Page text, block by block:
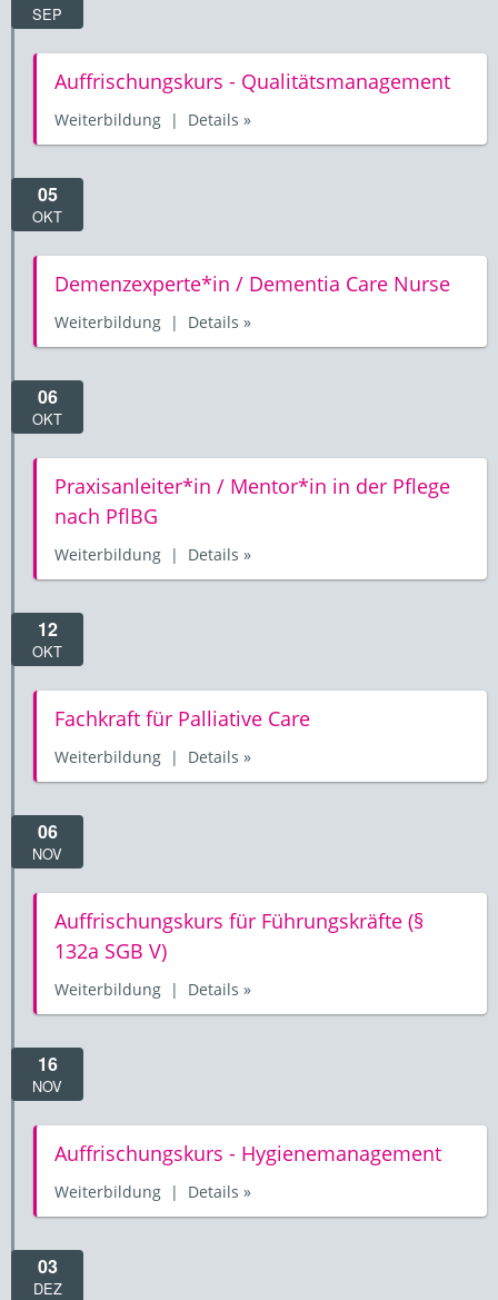
SEP
Auffrischungskurs - Qualitätsmanagement
Weiterbildung | Details »
05
OKT
Demenzexperte*in / Dementia Care Nurse
Weiterbildung | Details »
06
OKT
Praxisanleiter*in / Mentor*in in der Pflege
nach PflBG
Weiterbildung | Details »
12
OKT
Fachkraft für Palliative Care
Weiterbildung | Details »
06
NOV
Auffrischungskurs für Führungskräfte (§
132a SGB V)
Weiterbildung | Details »
16
NOV
Auffrischungskurs - Hygienemanagement
Weiterbildung | Details »
03
DEZ